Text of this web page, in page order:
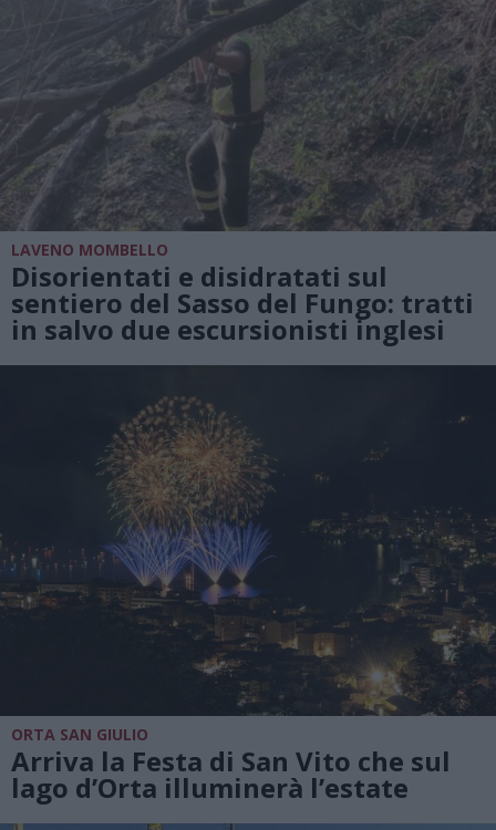
LAVENO MOMBELLO
Disorientati e disidratati sul
sentiero del Sasso del Fungo: tratti
in salvo due escursionisti inglesi
ORTA SAN GIULIO
Arriva la Festa di San Vito che sul
lago d’Orta illuminerà l’estate